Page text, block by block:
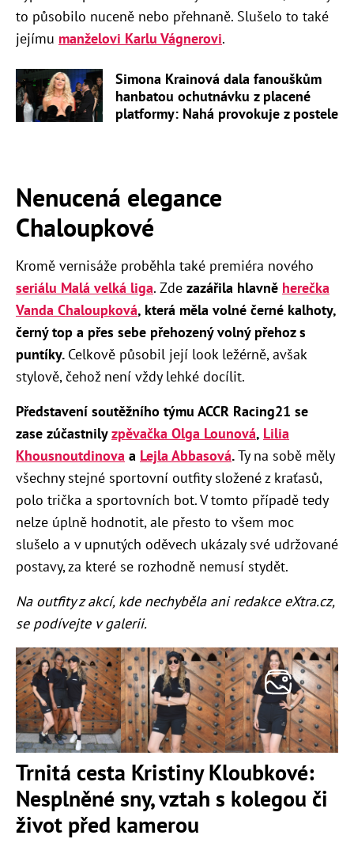
to působilo nuceně nebo přehnaně. Slušelo to také
jejímu manželovi Karlu Vágnerovi.
Simona Krainová dala fanouškům
hanbatou ochutnávku z placené
platformy: Nahá provokuje z postele
Nenucená elegance
Chaloupkové
Kromě vernisáže proběhla také premiéra nového
seriálu Malá velká liga. Zde zazářila hlavně herečka
Vanda Chaloupková, která měla volné černé kalhoty,
černý top a přes sebe přehozený volný přehoz s
puntíky. Celkově působil její look ležérně, avšak
stylově, čehož není vždy lehké docílit.
Představení soutěžního týmu ACCR Racing21 se
zase zúčastnilyzpěvačka Olga Lounová, Lilia
Khousnoutdinova a Lejla Abbasová.Ty na sobě měly
všechny stejné sportovní outfity složené z kraťasů,
polo trička a sportovních bot. V tomto případě tedy
nelze úplně hodnotit, ale přesto to všem moc
slušelo a v upnutých oděvech ukázaly své udržované
postavy, za které se rozhodně nemusí stydět.
Na outfity z akcí, kde nechyběla ani redakce eXtra.cz,
se podívejte v galerii.
Trnitá cesta Kristiny Kloubkové:
Nesplněné sny, vztah s kolegou či
život před kamerou